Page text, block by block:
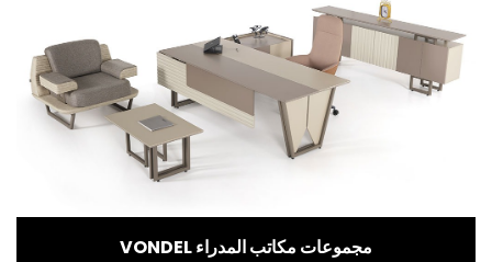
VONDEL مجموعات مكاتب المدراء